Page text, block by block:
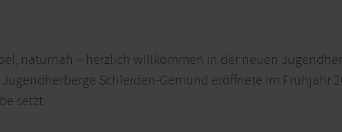
naturnah – herzlich willkommen in der neuen
Schleiden-Gemünd eröffnete im Frühjahr
setzt.